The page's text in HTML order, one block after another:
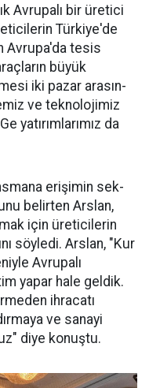
Avru­palı bir üretici
Türkiye'de
Avru­pa'da tesis
büyük
iki pazar arasın­
ve teknolojimiz
ya­tırımlarımız da
erişimin sek­
belirten Arslan,
için üreticilerin
söyledi. Arslan, "Kur
Avrupalı
yapar ha­le geldik.
ihracatı
ve sanayi
diye konuştu.